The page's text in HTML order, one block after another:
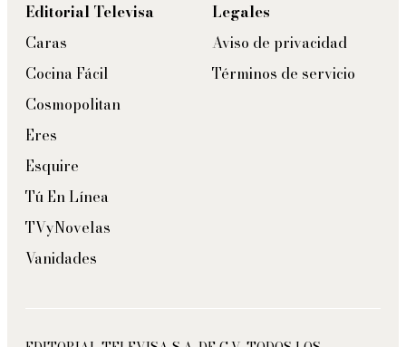
Editorial Televisa
Caras
Cocina Fácil
Cosmopolitan
Eres
Esquire
Tú En Línea
TVyNovelas
Vanidades
Legales
Aviso de privacidad
Términos de servicio